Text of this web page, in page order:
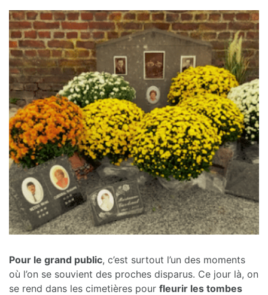
Pour le grand public, c’est surtout l’un des moments
où l’on se souvient des proches disparus. Ce jour là, on
se rend dans les cimetières pour fleurir les tombes